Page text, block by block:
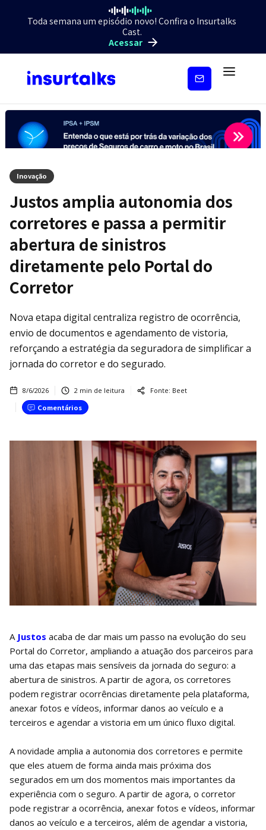
Toda semana um episódio novo! Confira o Insurtalks
Cast.
Acessar
Inscreva-
Inovação
Justos amplia autonomia dos
corretores e passa a permitir
abertura de sinistros
diretamente pelo Portal do
Corretor
Nova etapa digital centraliza registro de ocorrência,
envio de documentos e agendamento de vistoria,
reforçando a estratégia da seguradora de simplificar a
jornada do corretor e do segurado.
8/6/2026 2 min de leitura Fonte: Beet
Comentários
A Justos acaba de dar mais um passo na evolução do seu
Portal do Corretor, ampliando a atuação dos parceiros para
uma das etapas mais sensíveis da jornada do seguro: a
abertura de sinistros. A partir de agora, os corretores
podem registrar ocorrências diretamente pela plataforma,
anexar fotos e vídeos, informar danos ao veículo e a
terceiros e agendar a vistoria em um único fluxo digital.
A novidade amplia a autonomia dos corretores e permite
que eles atuem de forma ainda mais próxima dos
segurados em um dos momentos mais importantes da
experiência com o seguro. A partir de agora, o corretor
pode registrar a ocorrência, anexar fotos e vídeos, informar
danos ao veículo e a terceiros, além de agendar a vistoria,